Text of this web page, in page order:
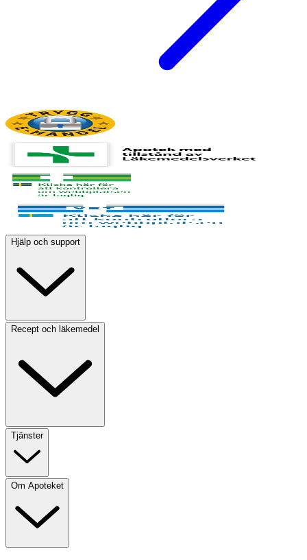
Hjälp och support
Recept och läkemedel
Tjänster
Om Apoteket